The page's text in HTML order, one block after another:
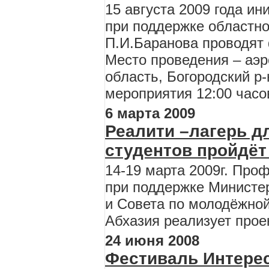
15 августа 2009 года
при поддержке
П.И.Баранова
Место проведения –
область, Богородский
мероприятия 12:00
6 марта 2009
Реалити –лагерь
студентов
14-19 марта 2009г.
при поддержке
и Совета по
Абхазия реализует
24 июня 2008
Фестиваль